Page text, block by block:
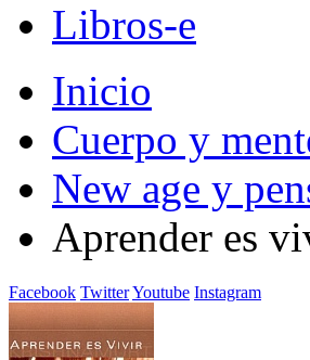
Libros-e
Inicio
Cuerpo y
New age y
Aprender es
Facebook TwitterYoutube Instagram